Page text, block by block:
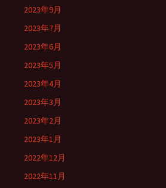
2023年9月
2023年7月
2023年6月
2023年5月
2023年4月
2023年3月
2023年2月
2023年1月
2022年12月
2022年11月